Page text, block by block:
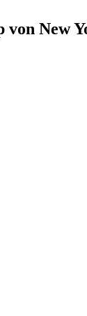
New